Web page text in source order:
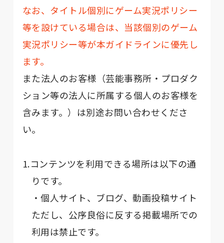
なお、タイトル個別にゲーム実況ポリシー
等を設けている場合は、当該個別のゲーム
実況ポリシー等が本ガイドラインに優先し
ます。
また法人のお客様（芸能事務所‧プロダク
ション等の法人に所属する個⼈のお客様を
含みます。）は別途お問い合わせくださ
い。
1.コンテンツを利用できる場所は以下の通
りです。
・個人サイト、ブログ、動画投稿サイト
ただし、公序良俗に反する掲載場所での
利用は禁止です。